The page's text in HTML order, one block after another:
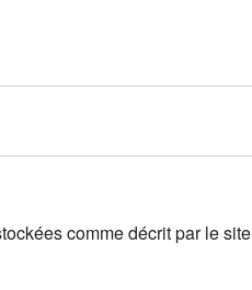
comme décrit par le site